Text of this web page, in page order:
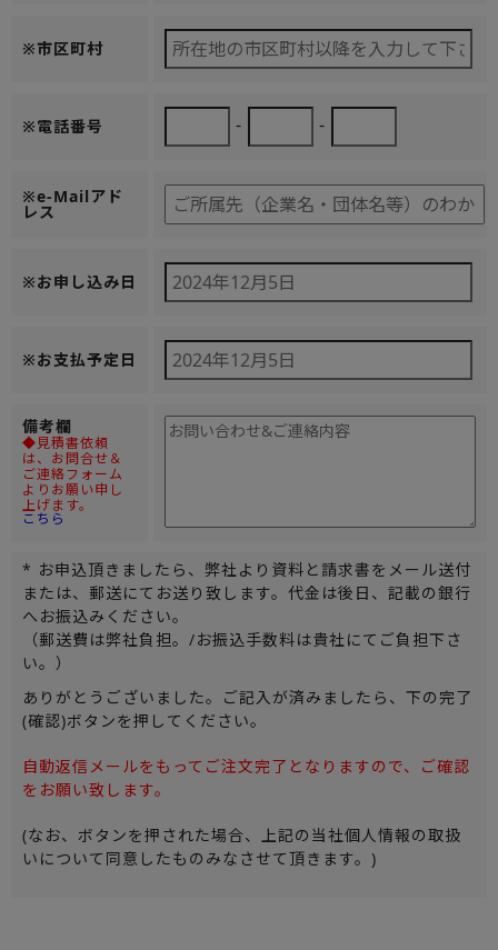
※市区町村
※電話番号 - -
※e-Mailアド
レス
※お申し込み日
※お支払予定日
備考欄
◆見積書依頼
は、お問合せ＆
ご連絡フォーム
よりお願い申し
上げます。
こちら
* お申込頂きましたら、弊社より資料と請求書をメール送付
または、郵送にてお送り致します。代金は後日、記載の銀行
へお振込みください。
（郵送費は弊社負担。/お振込手数料は貴社にてご負担下さ
い。）
ありがとうございました。ご記入が済みましたら、下の完了
(確認)ボタンを押してください。
自動返信メールをもってご注文完了となりますので、ご確認
をお願い致します。
(なお、ボタンを押された場合、上記の当社個人情報の取扱
いについて同意したものみなさせて頂きます。)